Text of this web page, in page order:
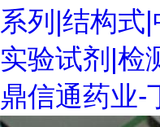
系列|结构式
实验试剂|检
鼎信通药业-